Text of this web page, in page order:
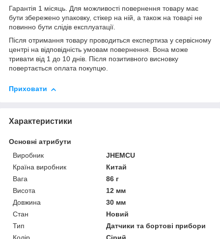
Гарантія 1 місяць. Для можливості повернення товару має
бути збережено упаковку, стікер на ній, а також на товарі не
повинно бути слідів експлуатації.
Після отримання товару проводиться експертиза у сервісному
центрі на відповідність умовам повернення. Вона може
тривати від 1 до 10 днів. Після позитивного висновку
повертається оплата покупцю.
Приховати
Характеристики
Основні атрибути
Виробник
JHEMCU
Країна виробник
Китай
Вага
86 г
Висота
12 мм
Довжина
30 мм
Стан
Новий
Тип
Датчики та бортові прибори
Колір
Сірий